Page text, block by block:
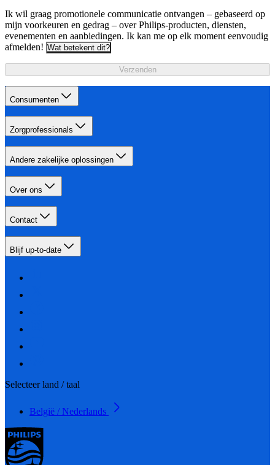
Ik wil graag promotionele communicatie ontvangen – gebaseerd op
mijn voorkeuren en gedrag – over Philips-producten, diensten,
evenementen en aanbiedingen. Ik kan me op elk moment eenvoudig
afmelden! Wat betekent dit?
Verzenden
Consumenten
Zorgprofessionals
Andere zakelijke oplossingen
Over ons
Contact
Blijf up-to-date
Selecteer land / taal
België / Nederlands